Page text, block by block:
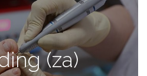
(za)